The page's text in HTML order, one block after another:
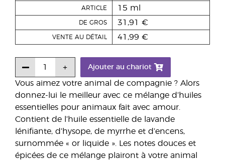
Vous aimez votre animal de compagnie ? Alors
donnez-lui le meilleur avec ce mélange d’huiles
essentielles pour animaux fait avec amour.
Contient de l’huile essentielle de lavande
lénifiante, d’hysope, de myrrhe et d’encens,
surnommée « or liquide ». Les notes douces et
épicées de ce mélange plairont à votre animal
ARTICLE 15 ml
DE GROS 31,91 €
VENTE AU DÉTAIL 41,99 €
Ajouter au chariot